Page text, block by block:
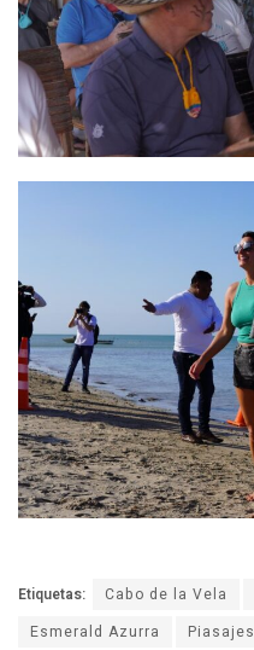
Etiquetas: Cabo de la Vela
Esmerald Azurra
Piasajes